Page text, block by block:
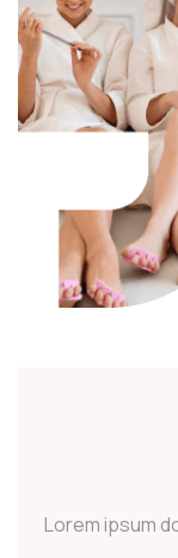
Lorem ipsum